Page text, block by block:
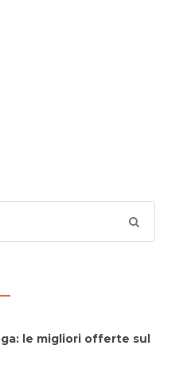
le migliori offerte sul